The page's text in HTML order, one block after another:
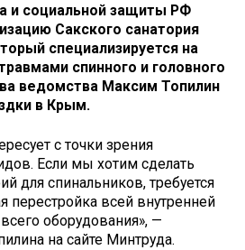
и социальной защиты РФ
Сакского санатория
специализируется на
спинного и головного
ведомства Максим Топилин
в Крым.
с точки зрения
Если мы хотим сделать
для спинальников, требуется
перестройка всей внутренней
оборудования», —
на сайте Минтруда.